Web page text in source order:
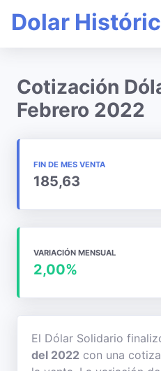
Dolar
Cotización
Febrero 2022
FIN DE MES VENTA
185,63
VARIACIÓN MENSUAL
2,00%
El Dólar Solidario
del 2022 con una